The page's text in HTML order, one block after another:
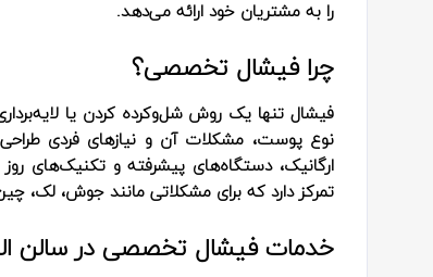
را به مشتریان خود ارائه می‌دهد.
چرا فیشال تخصصی؟
فیشال تنها یک روش شل‌و‌کرده کردن یا
نوع پوست، مشکلات آن و نیازهای فردی
ارگانیک، دستگاه‌های پیشرفته و تکنیک‌های
تمرکز دارد که برای مشکلاتی مانند جوش،
خدمات فیشال تخصصی در سالن